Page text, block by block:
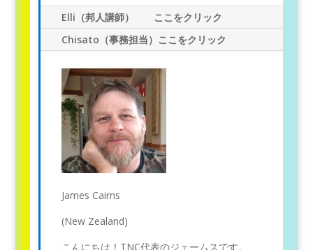
Elli（邦人講師） ここをクリック
Chisato（事務担当）ここをクリック
James Cairns
(New Zealand)
こんにちは！TNC代表のジェームスです。